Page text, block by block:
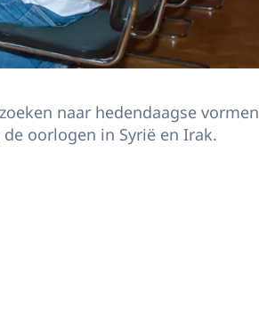
naar hedendaagse vormen
oorlogen in Syrië en Irak.